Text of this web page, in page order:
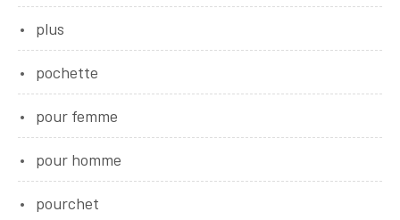
plus
pochette
pour femme
pour homme
pourchet